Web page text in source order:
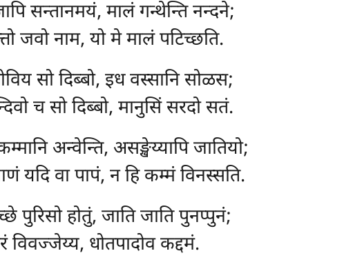
सन्तानमयं, मालं गन्थेन्ति नन्दने;
जवो नाम, यो मे मालं पटिच्छति.
सो दिब्बो, इध वस्सानि सोळस;
च सो दिब्बो, मानुसिं सरदो सतं.
अन्वेन्ति, असङ्खेय्यापि जातियो;
यदि वा पापं, न हि कम्मं विनस्सति.
पुरिसो होतुं, जाति जाति पुनप्पुनं;
विवज्जेय्य, धोतपादोव कद्दमं.